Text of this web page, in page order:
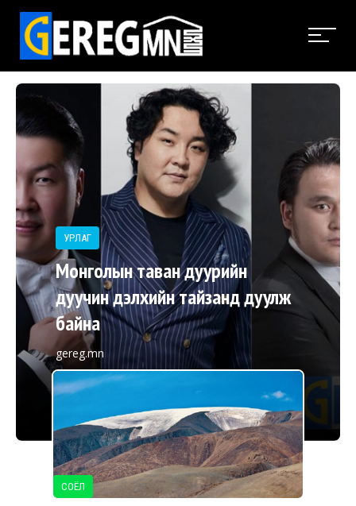
УРЛАГ
Монголын таван дуурийн
дуучин дэлхийн тайзанд дуулж
байна
gereg.mn
СОЁЛ